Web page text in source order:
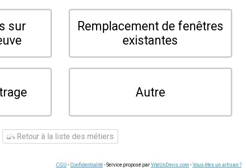
sur
Remplacement de fenêtres
existantes
Autre
Retour à la liste des métiers
CGU - Confidentialité- Service proposé parViteUnDevis.com -Vous êtes un artisan ?